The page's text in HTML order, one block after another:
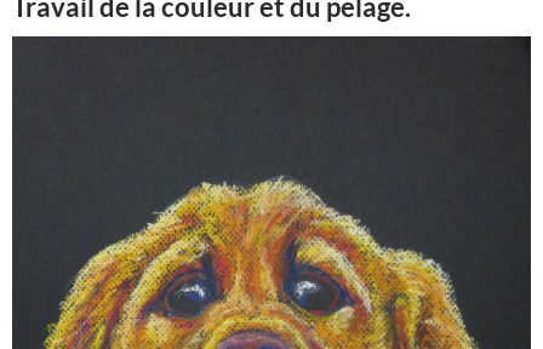
Travail de la couleur et du pelage.